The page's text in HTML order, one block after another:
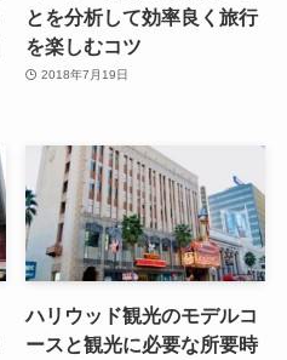
とを分析して効率良く旅行
を楽しむコツ
2018年7月19日
ハリウッド観光のモデルコ
ースと観光に必要な所要時